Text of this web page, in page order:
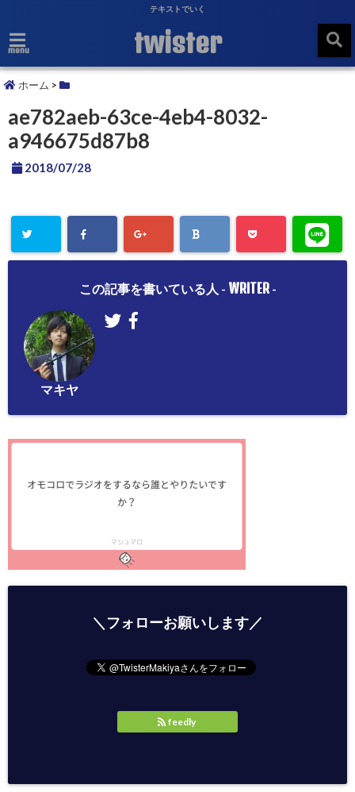
テキストでいく
menu twister
ホーム >
ae782aeb-63ce-4eb4-8032-
a946675d87b8
2018/07/28
この記事を書いている人 - WRITER-
マキヤ
＼フォローお願いします／
feedly